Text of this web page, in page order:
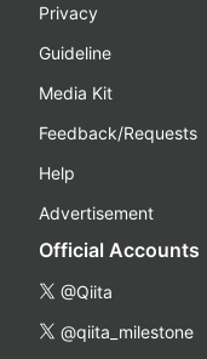
Privacy
Guideline
Media Kit
Feedback/Requests
Help
Advertisement
Official Accounts
@Qiita
@qiita_milestone